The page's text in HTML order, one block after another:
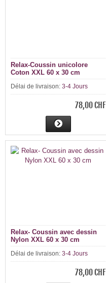
Relax-Coussin unicolore
Coton XXL 60 x 30 cm
Délai de livraison: 3-4 Jours
78,00 CHF
Relax- Coussin avec dessin
Nylon XXL 60 x 30 cm
Délai de livraison: 3-4 Jours
78,00 CHF